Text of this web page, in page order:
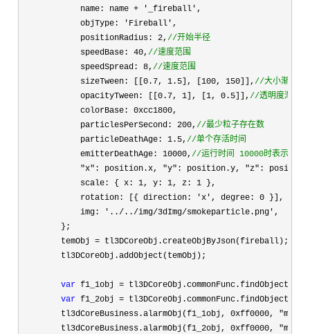
            name: name
+ '_fireball' ,
            objType:
'Fireball' ,
            positionRadius:
2, //开始半径
            speedBase: 40,
//速度范围
            speedSpread: 8,
//速度范围
            sizeTween: [[0.7, 1.5], [100, 150]],
//大小渐变
            opacityTween: [[0.7, 1], [1, 0.5]],
//透明度渐变
            colorBase: 0xcc1800
,
            particlesPerSecond:
200, //最少粒子存在数
            particleDeathAge: 1.5,
//单个存活时间
            emitterDeathAge: 10000,
//运行时间 10000时表示永久
            "x": position.x, "y": position.y, "z"
:
            scale: { x:
1, y: 1, z: 1 },
            rotation: [{ direction:
'x', degree: 0 }],
            img:
'../../img/3dImg/smokeparticle.png' ,
        };
        temObj
= tl3DCoreObj.createObjByJson(fireball);
        tl3DCoreObj.addObject(temObj);
var f1_1obj =
var f1_2obj =
        tl3dCoreBusiness.alarmObj(f1_1obj,
0xff0000,
        tl3dCoreBusiness.alarmObj(f1_2obj,
0xff0000,